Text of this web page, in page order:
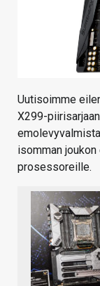
Uutisoimme
X299-
isomman
prosessoreille.